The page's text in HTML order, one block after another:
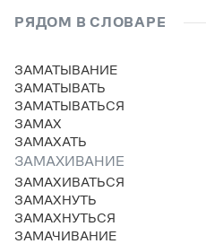
Монологи
Лекции и подкасты
Рекомендуем
Учебник Грамоты
Правила русского языка: от
Интерактивные упражнения: от
Скороговорки
РЯДОМ В СЛОВАРЕ
ЗАМАТЫВАНИЕ
ЗАМАТЫВАТЬ
ЗАМАТЫВАТЬСЯ
ЗАМАХ
ЗАМАХАТЬ
ЗАМАХИВАНИЕ
ЗАМАХИВАТЬСЯ
ЗАМАХНУТЬ
ЗАМАХНУТЬСЯ
ЗАМАЧИВАНИЕ